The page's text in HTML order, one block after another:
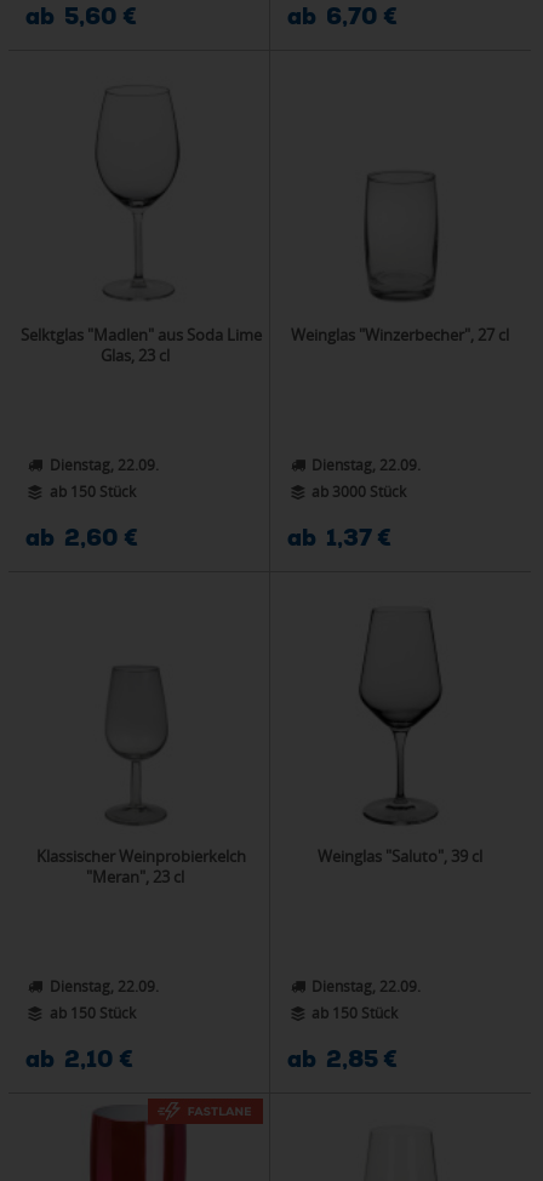
ab 5,60 € ab 6,70 €
Selktglas "Madlen" aus Soda Lime
Glas, 23 cl
Dienstag, 22.09.
ab 150 Stück
ab 2,60 €
Weinglas "Winzerbecher", 27 cl
Dienstag, 22.09.
ab 3000 Stück
ab 1,37 €
Klassischer Weinprobierkelch
"Meran", 23 cl
Dienstag, 22.09.
ab 150 Stück
ab 2,10 €
Weinglas "Saluto", 39 cl
Dienstag, 22.09.
ab 150 Stück
ab 2,85 €